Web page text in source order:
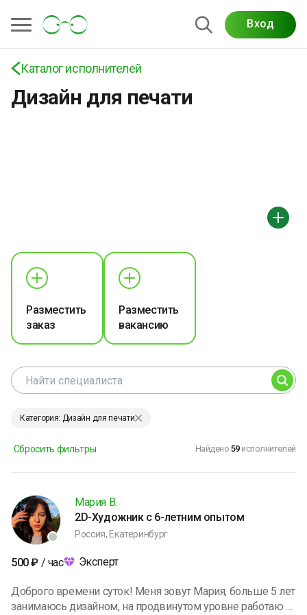
Вход
Каталог исполнителей
Дизайн для печати
Разместить
заказ
Разместить
вакансию
Категория: Дизайн для печати
Сбросить фильтры Найдено 59 исполнителей
Мария В.
2D-Художник с 6-летним опытом
Россия, Екатеринбург
500₽ / час Эксперт
Доброго времени суток! Меня зовут Мария, больше 5 лет
занимаюсь дизайном, на продвинутом уровне работаю с